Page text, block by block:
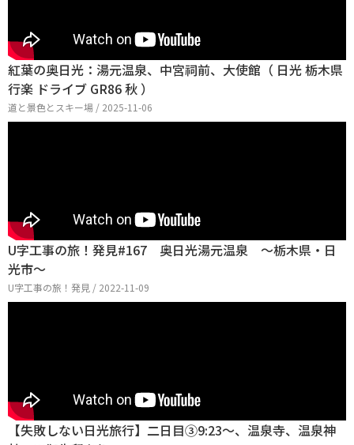
紅葉の奥日光：湯元温泉、中宮祠前、大使館（ 日光 栃木県
行楽 ドライブ GR86 秋 ）
道と景色とスキー場 / 2025-11-06
U字工事の旅！発見#167 奥日光湯元温泉 ～栃木県・日
光市～
U字工事の旅！発見 / 2022-11-09
【失敗しない日光旅行】二日目③9:23～、温泉寺、温泉神